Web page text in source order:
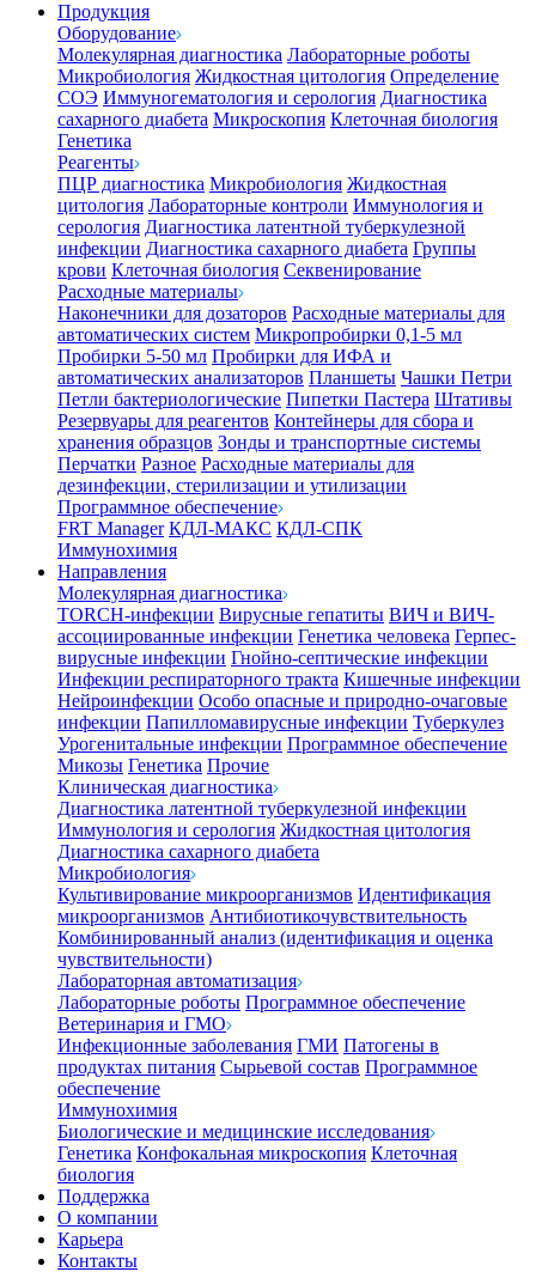
Продукция
Оборудование
Молекулярная диагностика Лабораторные роботы
Микробиология Жидкостная цитология Определение
СОЭ Иммуногематология и серология Диагностика
сахарного диабета Микроскопия Клеточная биология
Генетика
Реагенты
ПЦР диагностика Микробиология Жидкостная
цитология Лабораторные контроли Иммунология и
серология Диагностика латентной туберкулезной
инфекции Диагностика сахарного диабета Группы
крови Клеточная биология Секвенирование
Расходные материалы
Наконечники для дозаторов Расходные материалы для
автоматических систем Микропробирки 0,1-5 мл
Пробирки 5-50 мл Пробирки для ИФА и
автоматических анализаторов Планшеты Чашки Петри
Петли бактериологические Пипетки Пастера Штативы
Резервуары для реагентов Контейнеры для сбора и
хранения образцов Зонды и транспортные системы
Перчатки Разное Расходные материалы для
дезинфекции, стерилизации и утилизации
Программное обеспечение
FRT Manager КДЛ-МАКС КДЛ-СПК
Иммунохимия
Направления
Молекулярная диагностика
TORCH-инфекции Вирусные гепатиты ВИЧ и ВИЧ-
ассоциированные инфекции Генетика человека Герпес-
вирусные инфекции Гнойно-септические инфекции
Инфекции респираторного тракта Кишечные инфекции
Нейроинфекции Особо опасные и природно-очаговые
инфекции Папилломавирусные инфекции Туберкулез
Урогенитальные инфекции Программное обеспечение
Микозы Генетика Прочие
Клиническая диагностика
Диагностика латентной туберкулезной инфекции
Иммунология и серология Жидкостная цитология
Диагностика сахарного диабета
Микробиология
Культивирование микроорганизмов Идентификация
микроорганизмов Антибиотикочувствительность
Комбинированный анализ (идентификация и оценка
чувствительности)
Лабораторная автоматизация
Лабораторные роботы Программное обеспечение
Ветеринария и ГМО
Инфекционные заболевания ГМИ Патогены в
продуктах питания Сырьевой состав Программное
обеспечение
Иммунохимия
Биологические и медицинские исследования
Генетика Конфокальная микроскопия Клеточная
биология
Поддержка
О компании
Карьера
Контакты